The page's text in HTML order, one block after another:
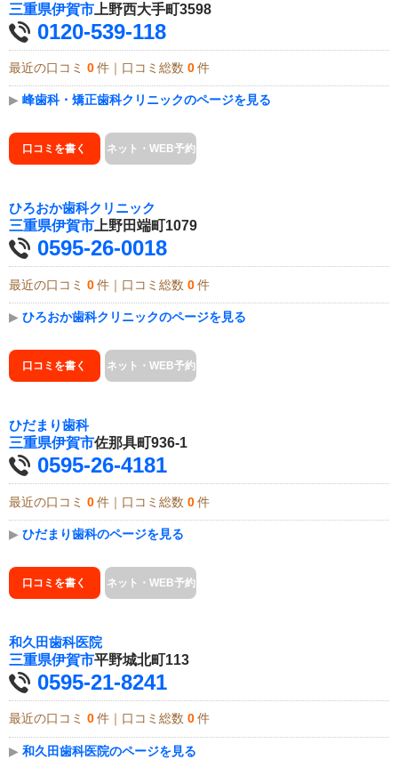
三重県伊賀市 上野西大手町3598
0120-539-118
最近の口コミ 0 件｜口コミ総数 0 件
▶ 峰歯科・矯正歯科クリニックのページを見る
口コミを書く ネット・WEB予約
ひろおか歯科クリニック
三重県伊賀市上野田端町1079
0595-26-0018
最近の口コミ 0 件｜口コミ総数 0 件
▶ ひろおか歯科クリニックのページを見る
口コミを書く ネット・WEB予約
ひだまり歯科
三重県伊賀市佐那具町936-1
0595-26-4181
最近の口コミ 0 件｜口コミ総数 0 件
▶ ひだまり歯科のページを見る
口コミを書く ネット・WEB予約
和久田歯科医院
三重県伊賀市平野城北町113
0595-21-8241
最近の口コミ 0 件｜口コミ総数 0 件
▶ 和久田歯科医院のページを見る